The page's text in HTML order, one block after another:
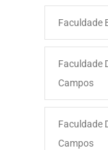
Faculdade
Faculdade
Campos
Faculdade
Campos